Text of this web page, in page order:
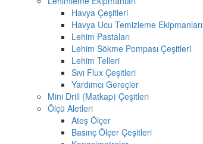
Havya Çeşitleri
Havya Ucu Temizleme Ekipmanları
Lehim Pastaları
Lehim Sökme Pompası Çeşitleri
Lehim Telleri
Sıvı Flux Çeşitleri
Yardımcı Gereçler
Mini Drill (Matkap) Çeşitleri
Ölçü Aletleri
Ateş Ölçer
Basınç Ölçer Çeşitleri